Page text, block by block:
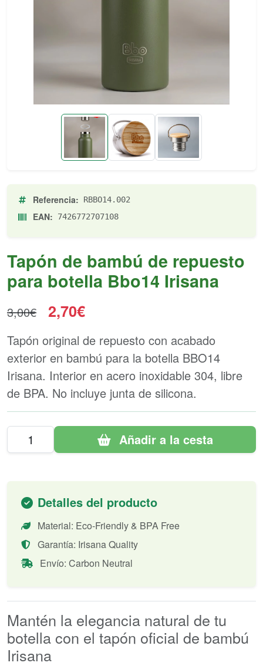
Referencia: RBBO14.002
EAN: 7426772707108
Tapón de bambú de repuesto
para botella Bbo14 Irisana
3,00€ 2,70€
Tapón original de repuesto con acabado
exterior en bambú para la botella BBO14
Irisana. Interior en acero inoxidable 304, libre
de BPA. No incluye junta de silicona.
Añadir a la cesta
Detalles del producto
Material: Eco-Friendly & BPA Free
Garantía: Irisana Quality
Envío: Carbon Neutral
Mantén la elegancia natural de tu
botella con el tapón oficial de bambú
Irisana